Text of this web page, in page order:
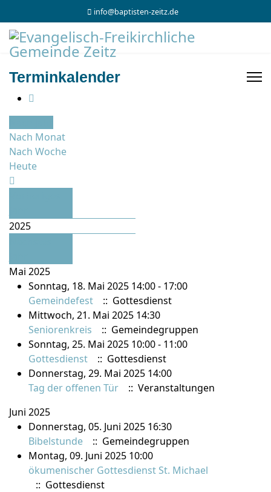
info@baptisten-zeitz.de
Terminkalender
Nach Monat
Nach Woche
Heute
2025
Mai 2025
Sonntag, 18. Mai 2025 14:00 - 17:00
Gemeindefest
:: Gottesdienst
Mittwoch, 21. Mai 2025 14:30
Seniorenkreis
:: Gemeindegruppen
Sonntag, 25. Mai 2025 10:00 - 11:00
Gottesdienst
:: Gottesdienst
Donnerstag, 29. Mai 2025 14:00
Tag der offenen Tür
:: Veranstaltungen
Juni 2025
Donnerstag, 05. Juni 2025 16:30
Bibelstunde
:: Gemeindegruppen
Montag, 09. Juni 2025 10:00
ökumenischer Gottesdienst St. Michael
:: Gottesdienst